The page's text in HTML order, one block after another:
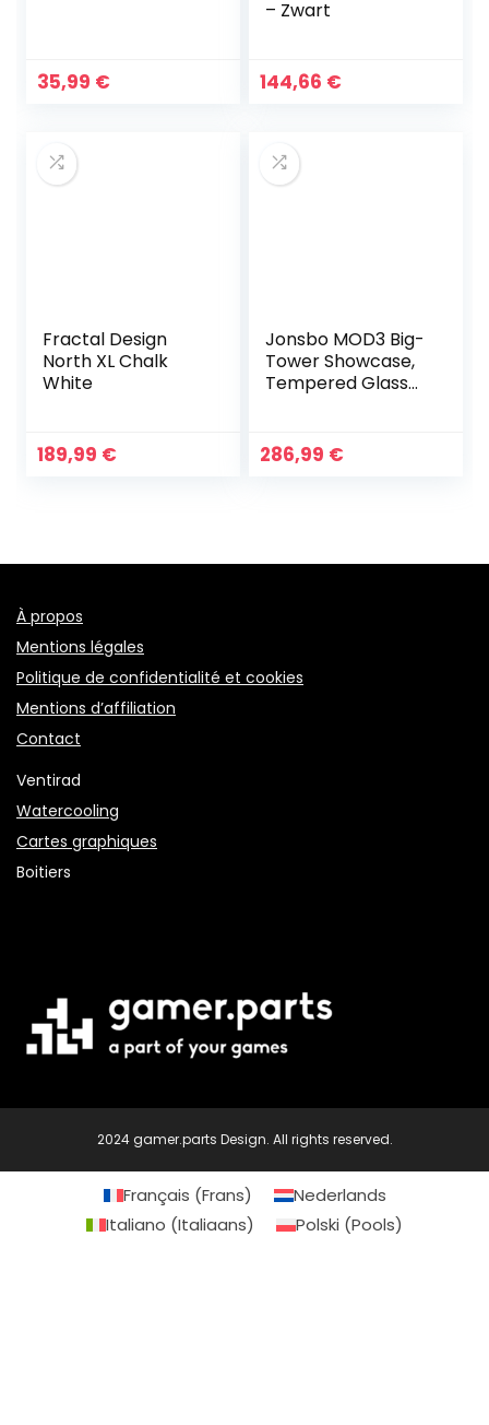
35,99 €
– Zwart
144,66 €
Fractal Design
North XL Chalk
White
189,99 €
Jonsbo MOD3 Big-
Tower Showcase,
Tempered Glass
286,99 €
À propos
Mentions légales
Politique de confidentialité et cookies
Mentions d’affiliation
Contact
Ventirad
Watercooling
Cartes graphiques
Boitiers
2024 gamer.parts Design. All rights reserved.
Français (Frans)
Nederlands
Italiano (Italiaans) Polski (Pools)